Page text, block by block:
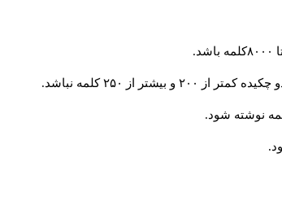
از ۲۵۰ کلمه نباشد.